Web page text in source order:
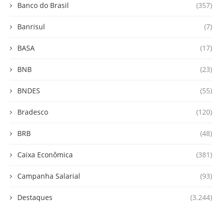
Banco do Brasil (357)
Banrisul (7)
BASA (17)
BNB (23)
BNDES (55)
Bradesco (120)
BRB (48)
Caixa Econômica (381)
Campanha Salarial (93)
Destaques (3.244)